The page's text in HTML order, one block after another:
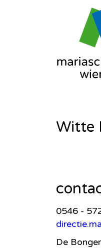
Witte
0546 -
De